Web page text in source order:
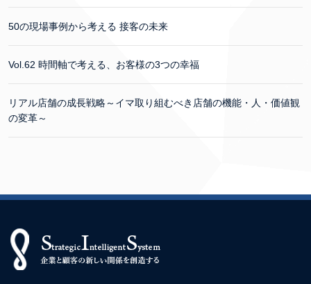
50の現場事例から考える 接客の未来
Vol.62 時間軸で考える、お客様の3つの幸福
リアル店舗の成長戦略～イマ取り組むべき店舗の機能・人・価値観
の変革～